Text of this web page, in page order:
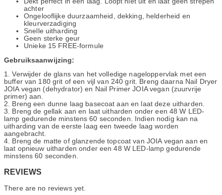
achter
Ongelooflijke duurzaamheid, dekking, helderheid en
kleurverzadiging
Snelle uitharding
Geen sterke geur
Unieke 15 FREE-formule
Gebruiksaanwijzing:
1. Verwijder de glans van het volledige nageloppervlak met een
buffer van 180 grit of een vijl van 240 grit. Breng daarna Nail Dryer
JOIA vegan (dehydrator) en Nail Primer JOIA vegan (zuurvrije
primer) aan.
2. Breng een dunne laag basecoat aan en laat deze uitharden.
3. Breng de gellak aan en laat uitharden onder een 48 W LED-
lamp gedurende minstens 60 seconden. Indien nodig kan na
uitharding van de eerste laag een tweede laag worden
aangebracht.
4. Breng de matte of glanzende topcoat van JOIA vegan aan en
laat opnieuw uitharden onder een 48 W LED-lamp gedurende
minstens 60 seconden.
REVIEWS
There are no reviews yet.